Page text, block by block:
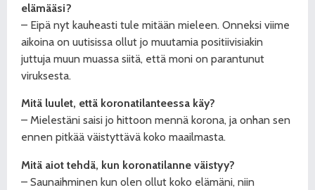
elämääsi?
– Eipä nyt kauheasti tule mitään mieleen. Onneksi viime
aikoina on uutisissa ollut jo muutamia positiivisiakin
juttuja muun muassa siitä, että moni on parantunut
viruksesta.
Mitä luulet, että koronatilanteessa käy?
– Mielestäni saisi jo hittoon mennä korona, ja onhan sen
ennen pitkää väistyttävä koko maailmasta.
Mitä aiot tehdä, kun koronatilanne väistyy?
– Saunaihminen kun olen ollut koko elämäni, niin